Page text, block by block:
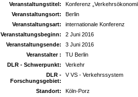
Veranstaltungstitel:
Konferenz
Veranstaltungsort:
Berlin
Veranstaltungsart:
internationale Konferenz
Veranstaltungsbeginn:
2 Juni 2016
Veranstaltungsende:
3 Juni 2016
Veranstalter :
TU Berlin
DLR - Schwerpunkt:
Verkehr
DLR -
Forschungsgebiet:
V VS - Verkehrssystem
Standort:
Köln-Porz